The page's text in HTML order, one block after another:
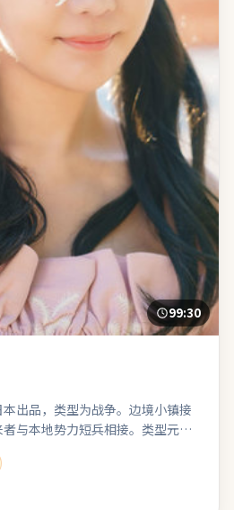
99:30
出品，类型为战争。边境小镇接
与本地势力短兵相接。类型元素
感，也保留作者式的留白。结尾
继续发酵一段时间。